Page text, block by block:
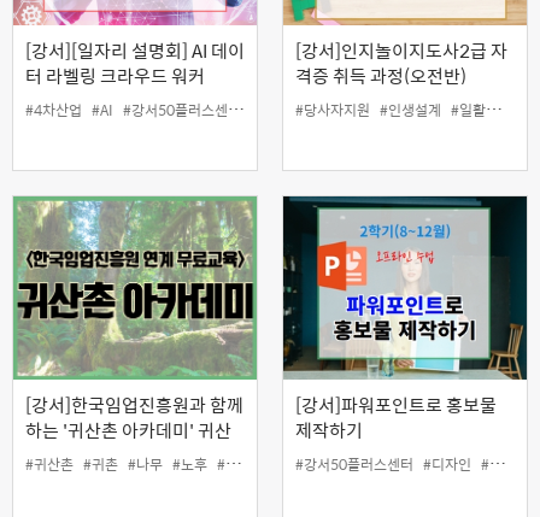
[강서][일자리 설명회] AI 데이
터 라벨링 크라우드 워커
#4차산업 #AI #강서50플러스센터 #데이터 라벨러 #모집 #설명회 #일자리
[강서]인지놀이지도사2급 자
격증 취득 과정(오전반)
#당사자지원 #인생설계 #일활동지원
[강서]한국임업진흥원과 함께
하는 '귀산촌 아카데미' 귀산
촌 사례 (평일 저녁반②)
#귀산촌 #귀촌 #나무 #노후 #당사자지원 #버섯 #산나물 #산림 #산촌 #인생
[강서]파워포인트로 홍보물
제작하기
#강서50플러스센터 #디자인 #명함